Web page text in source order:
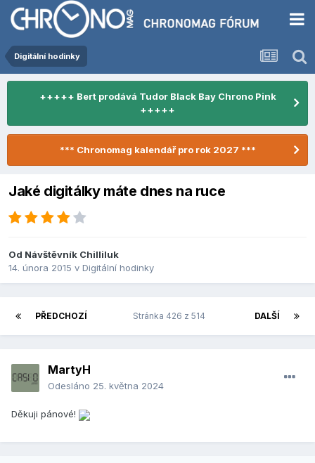
Digitální hodinky
+++++ Bert prodává Tudor Black Bay Chrono Pink
+++++
*** Chronomag kalendář pro rok 2027 ***
Jaké digitálky máte dnes na ruce
Od Návštěvník Chilliluk
14. února 2015 v Digitální hodinky
PŘEDCHOZÍ DALŠÍ
Stránka 426 z 514
MartyH
Odesláno 25. května 2024
Děkuji pánové!